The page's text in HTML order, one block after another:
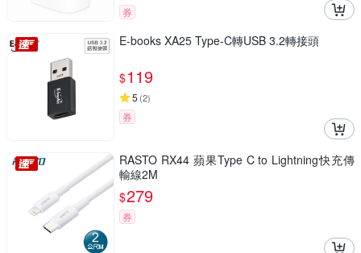
券
E-books XA25 Type-C轉USB 3.2轉接頭
$119
5 (2)
券
RASTO RX44 蘋果Type C to Lightning快充傳
輸線2M
$279
券